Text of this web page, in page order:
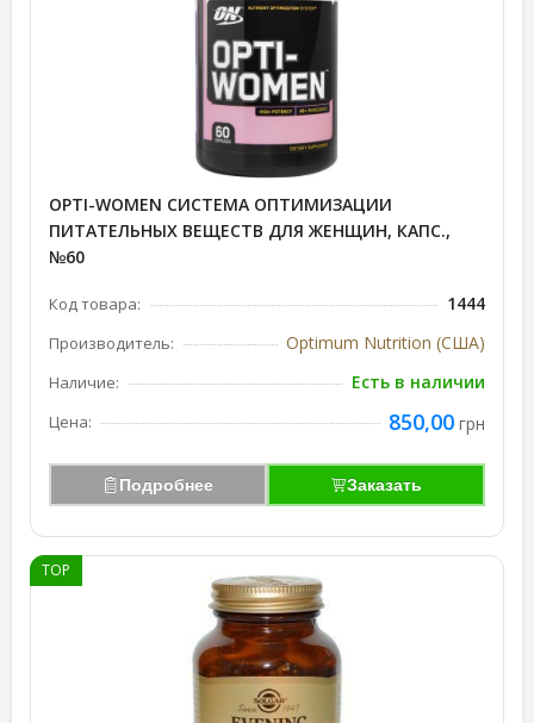
OPTI-WOMEN СИСТЕМА ОПТИМИЗАЦИИ
ПИТАТЕЛЬНЫХ ВЕЩЕСТВ ДЛЯ ЖЕНЩИН, КАПС.,
№60
Код товара: 1444
Производитель: Optimum Nutrition (США)
Наличие: Есть в наличии
Цена: 850,00 грн
Подробнее Заказать
TOP